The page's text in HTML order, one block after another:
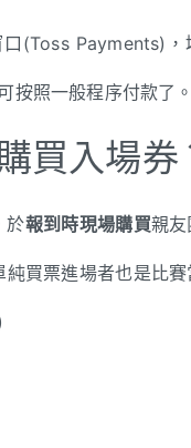
(Toss Payments)，
按照一般程序付款了
買入場券
於報到時現場購買親
買票進場者也是比賽